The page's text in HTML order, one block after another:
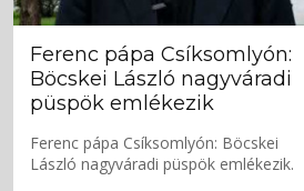
Ferenc pápa Csíksomlyón:
Böcskei László nagyváradi
püspök emlékezik
Ferenc pápa Csíksomlyón: Böcskei
László nagyváradi püspök emlékezik.